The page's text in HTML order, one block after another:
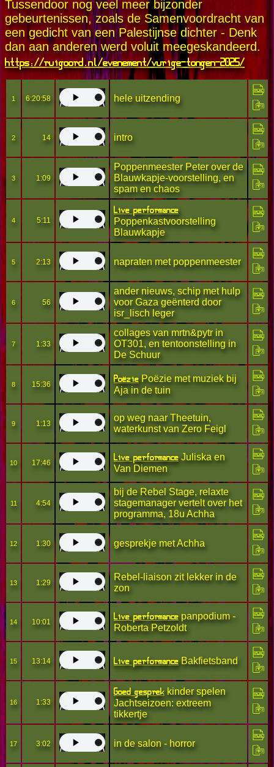
Tussendoor nog veel meer bijzonder
gebeurtenissen, zoals de Samenvoordracht van
een gedicht van een Palestijnse dichter - Denk
dan aan anderen werd voluit meegeskandeerd.
https://ruigoord.nl/evenement/vurige-tongen-2025/
1 6:20:58 hele uitzending
2 14 intro
3 1:09
Poppenmeester Peter over de
Blauwkapje-voorstelling, en
spam en chaos
4 5:11
Live performance
Poppenkastvoorstelling
Blauwkapje
5 2:13 napraten met poppenmeester
6 56
ander nieuws, schip met hulp
voor Gaza geënterd door
isr_lisch leger
7 1:33
collages van mrtn&pytr in
OT301, en tentoonstelling in
De Schuur
8 15:36 PoëziePoëzie met muziek bij
Aja in de tuin
9 1:13
op weg naar Theetuin,
waterkunst van Zero Feigl
10 17:46 Live performanceJuliska en
Van Diemen
11 4:54
bij de Rebel Stage, relaxte
stagemanager vertelt over het
programma, 18u Achha
12 1:30 gesprekje met Achha
13 1:29
Rebel-liaison zit lekker in de
zon
14 10:01 Live performancepanpodium -
Roberta Petzoldt
15 13:14 Live performanceBakfietsband
16 1:33
Goed gesprek kinder spelen
Jachtseizoen: extreem
tikkertje
17 3:02 in de salon - horror